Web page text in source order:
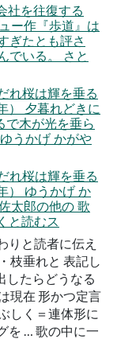
社を往復する
ー作『歩道』は
ぎたとも評さ
でいる。 さと
れ桜は輝を垂る
） 夕暮れどきに
で木が光を垂ら
うかげ かがや
れ桜は輝を垂る
） ゆうかげ か
太郎の他の 歌
と読むス
りと読者に伝え
枝垂れと 表記し
したらどうなる
現在 形かつ定言
しく＝連体形に
を … 歌の中に一